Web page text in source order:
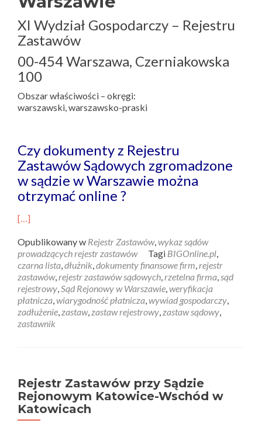
XI Wydział Gospodarczy – Rejestru
Zastawów
00-454 Warszawa, Czerniakowska
100
Obszar właściwości – okręgi:
warszawski, warszawsko-praski
Czy dokumenty z Rejestru
Zastawów Sądowych zgromadzone
w sądzie w Warszawie można
otrzymać online ?
[…]
Opublikowany w Rejestr Zastawów,wykaz sądów
prowadzących rejestr zastawów
Tagi BIGOnline.pl,
czarna lista,dłużnik,dokumenty finansowe firm,rejestr
zastawów,rejestr zastawów sądowych,rzetelna firma,sąd
rejestrowy,Sąd Rejonowy w Warszawie,weryfikacja
płatnicza,wiarygodność płatnicza,wywiad gospodarczy,
zadłużenie,zastaw,zastaw rejestrowy,zastaw sądowy,
zastawnik
Rejestr Zastawów przy Sądzie
Rejonowym Katowice-Wschód w
Katowicach